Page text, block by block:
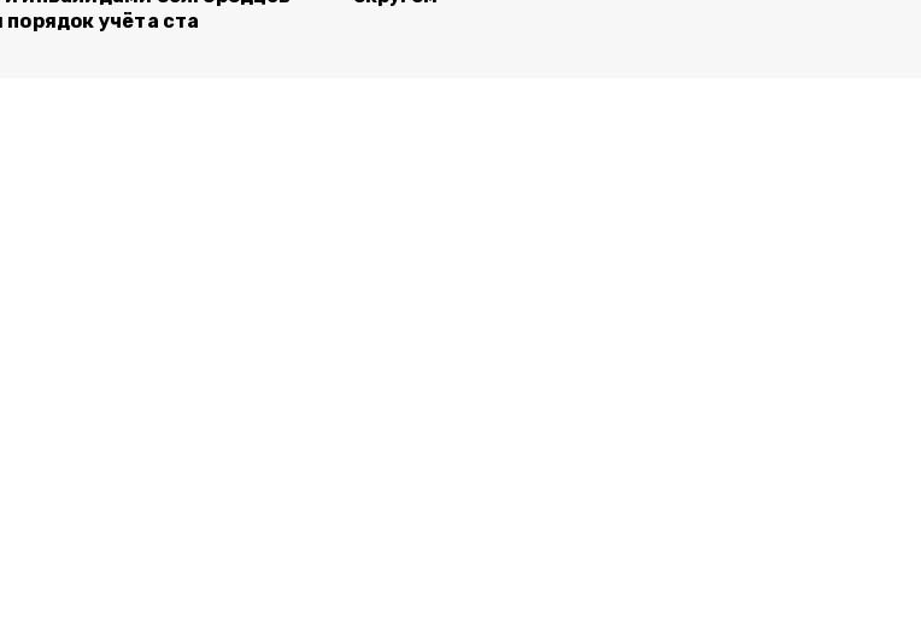
учёта ста